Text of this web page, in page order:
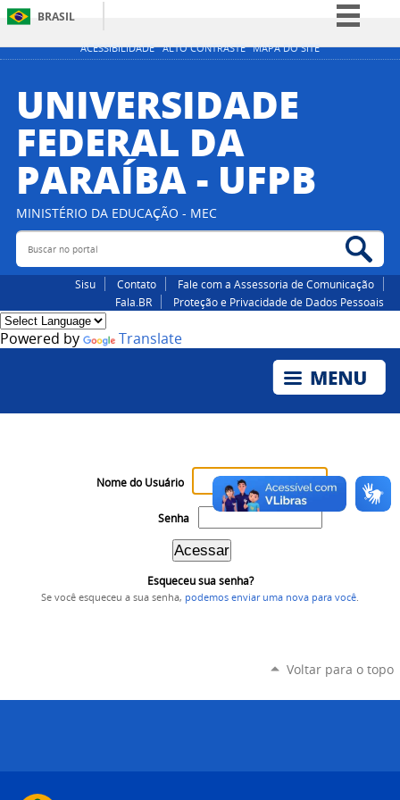
ACESSIBILIDADE ALTO CONTRASTE MAPA DO SITE
BRASIL
Simplifique!
Participe
Acesso à informação
Canais
UNIVERSIDADE
FEDERAL DA
PARAÍBA - UFPB
MINISTÉRIO DA EDUCAÇÃO - MEC
Buscar no portal
Sisu Contato
Fale com a Assessoria de Comunicação
Fala.BR
Proteção e Privacidade de Dados Pessoais
Powered by Translate
Nome do Usuário
Senha
Esqueceu sua senha?
Se você esqueceu a sua senha, podemos enviar uma nova para você
Voltar para o topo